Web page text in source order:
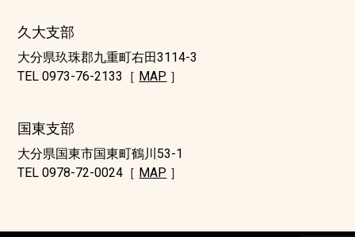
久大支部
大分県玖珠郡九重町右田3114-3
TEL 0973-76-2133［ MAP ］
国東支部
大分県国東市国東町鶴川53-1
TEL 0978-72-0024［ MAP ］